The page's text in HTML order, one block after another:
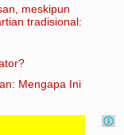
meskipun
tradisional:
Mengapa Ini